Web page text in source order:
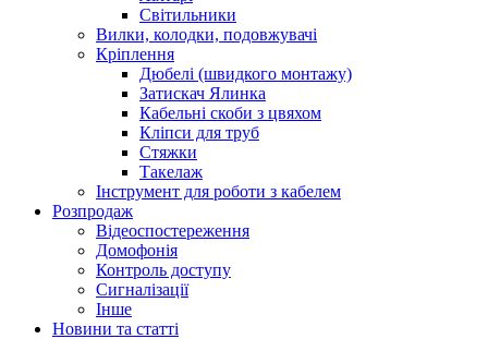
Світильники
Вилки, колодки, подовжувачі
Кріплення
Дюбелі (швидкого монтажу)
Затискач Ялинка
Кабельні скоби з цвяхом
Кліпси для труб
Стяжки
Такелаж
Інструмент для роботи з кабелем
Розпродаж
Відеоспостереження
Домофонія
Контроль доступу
Сигналізації
Інше
Новини та статті